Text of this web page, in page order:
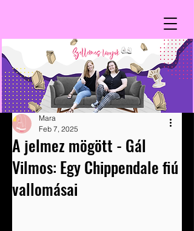
A jelmez mögött - Gál
Vilmos: Egy Chippendale fiú
vallomásai
Mara
Feb 7, 2025